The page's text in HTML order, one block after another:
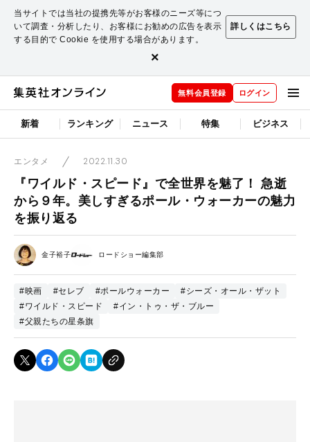
当サイトでは当社の提携先等がお客様のニーズ等につ
いて調査・分析したり、お客様にお勧めの広告を表示
する目的で Cookie を使用する場合があります。
詳しくはこちら
×
無料会員登録 ログイン
新着 ランキング ニュース 特集 ビジネス
エンタメ 2022.11.30
『ワイルド・スピード』で全世界を魅了！ 急逝
から９年。美しすぎるポール・ウォーカーの魅力
を振り返る
金子裕子 ロードショー編集部
#映画 #セレブ #ポールウォーカー
#シーズ・オール・ザット
#ワイルド・スピード
#イン・トゥ・ザ・ブルー
#父親たちの星条旗